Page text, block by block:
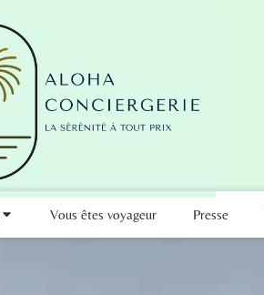
Vous êtes voyageur Presse